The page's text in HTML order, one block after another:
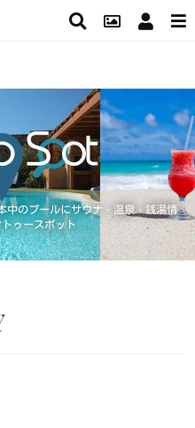
中のプールにサウナ・温泉・銭湯情
ゥースポット